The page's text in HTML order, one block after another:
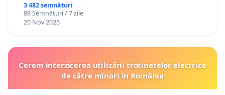
3 482 semnături
88 Semnături / 7 zile
20 Nov 2025
Cerem interzicerea utilizării trotinetelor electrice
de către minori în România